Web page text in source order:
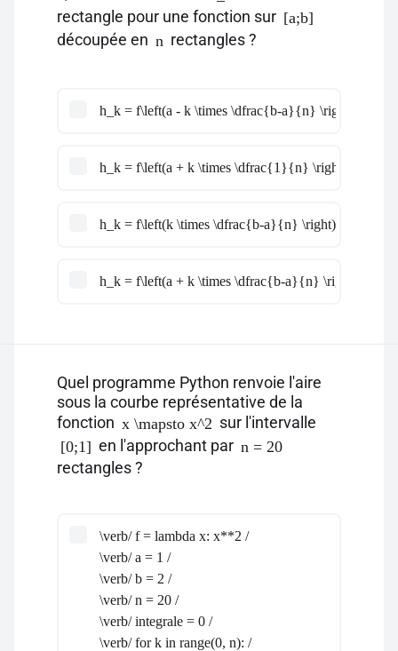
rectangle pour une fonction sur [a;b]
découpée en n rectangles ?
h_k = f\left(a - k \times \dfrac{b-a}{n} \right)
h_k = f\left(a + k \times \dfrac{1}{n} \right)
h_k = f\left(k \times \dfrac{b-a}{n} \right)
h_k = f\left(a + k \times \dfrac{b-a}{n} \right)
Quel programme Python renvoie l'aire
sous la courbe représentative de la
fonction x \mapsto x^2 sur l'intervalle
[0;1] en l'approchant par n = 20
rectangles ?
\verb/ f = lambda x: x**2 /
\verb/ a = 1 /
\verb/ b = 2 /
\verb/ n = 20 /
\verb/ integrale = 0 /
\verb/ for k in range(0, n): /